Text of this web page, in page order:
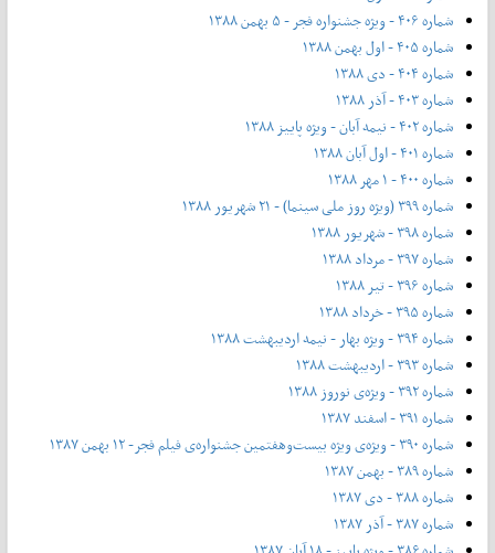
شماره ۴۰۶ - ویژه جشنواره فجر - ۵ بهمن ۱۳۸۸
شماره ۴۰۵ - اول بهمن ۱۳۸۸
شماره ۴۰۴ - دی ۱۳۸۸
شماره ۴۰۳ - آذر ۱۳۸۸
شماره ۴۰۲ - نیمه آبان - ویژه پاییز ۱۳۸۸
شماره ۴۰۱ - اول آبان ۱۳۸۸
شماره ۴۰۰ - ۱ مهر ۱۳۸۸
شماره ۳۹۹ (ویژه روز ملی سینما) - ۲۱ شهریور ۱۳۸۸
شماره ۳۹۸ - شهریور ۱۳۸۸
شماره ۳۹۷ - مرداد ۱۳۸۸
شماره ۳۹۶ - تیر ۱۳۸۸
شماره ۳۹۵ - خرداد ۱۳۸۸
شماره ۳۹۴ - ویژه بهار - نیمه‌ اردیبهشت ۱۳۸۸
شماره ۳۹۳ - اردیبهشت ۱۳۸۸
شماره ۳۹۲ - ویژه‌ی نوروز ۱۳۸۸
شماره ۳۹۱ - اسفند ۱۳۸۷
شماره ۳۹۰ - ویژه‌ی ویژه بیست‌و‌هفتمین جشنواره‌ی فیلم فجر- ۱۲ بهمن ۱۳۸۷
شماره ۳۸۹ - بهمن ۱۳۸۷
شماره ۳۸۸ - دی ۱۳۸۷
شماره ۳۸۷ - آذر ۱۳۸۷